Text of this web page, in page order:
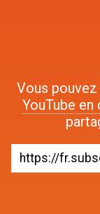
Vous
YouTube en